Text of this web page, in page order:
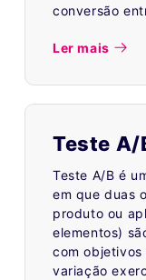
conversão
Ler mais
Teste A/
Teste A/B é
em que duas
produto ou
elementos)
com
variação